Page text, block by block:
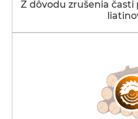
Z dôvodu zrušenia